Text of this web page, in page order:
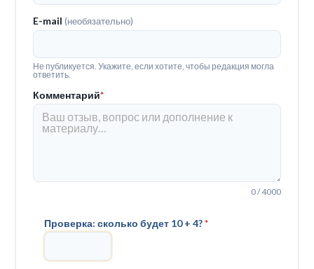
E-mail(необязательно)
Не публикуется. Укажите, если хотите, чтобы редакция могла
ответить.
Комментарий*
0 / 4000
Проверка: сколько будет 10 + 4?*